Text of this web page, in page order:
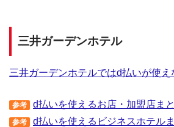
三井ガーデンホテル
三井ガーデンホテルではd払いが使え
参考 d払いを使えるお店・加盟店ま
参考 d払いを使えるビジネスホテル